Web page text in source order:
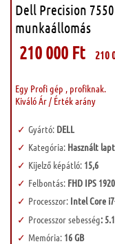
Dell Precision
munkaállomás
210 000 Ft 210
Egy Profi gép , profiknak.
Kiváló Ár / Érték arány
Gyártó:DELL
Kategória: Használt
Kijelző képátló: 15,6
Felbontás: FHD IPS
Processzor:Intel Core
Processzor sebesség:
Memória:16 GB